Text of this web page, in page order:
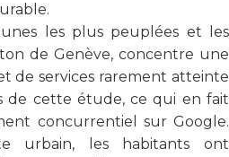
les plus peuplées et les
de Genève, concentre une
de services rarement atteinte
de cette étude, ce qui en fait
concurrentiel sur Google.
urbain, les habitants ont